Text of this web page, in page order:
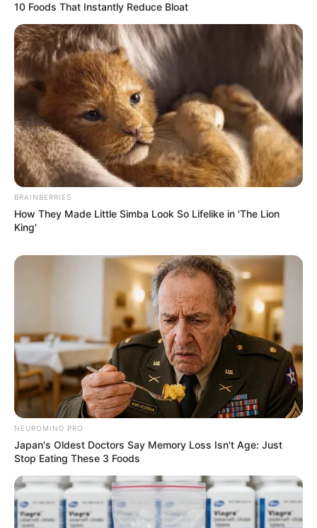
10 Foods That Instantly Reduce Bloat
BRAINBERRIES
How They Made Little Simba Look So Lifelike in 'The Lion
King'
NEUROMIND PRO
Japan's Oldest Doctors Say Memory Loss Isn't Age: Just
Stop Eating These 3 Foods